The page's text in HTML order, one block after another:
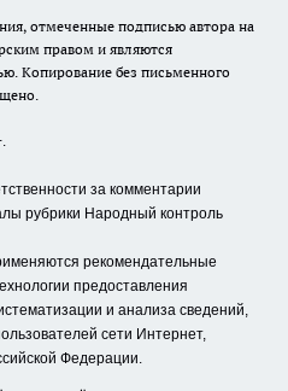
отмеченные подписью автора на
правом и являются
Копирование без письменного
за комментарии
рубрики Народный контроль
рекомендательные
предоставления
и анализа сведений,
сети Интернет,
Федерации.